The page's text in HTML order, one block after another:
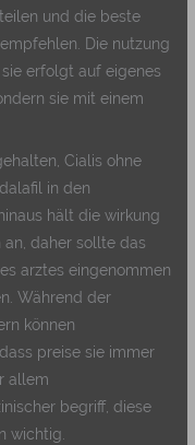
und die beste
Die nutzung
erfolgt auf eigenes
sie mit einem
Cialis ohne
in den
hält die wirkung
daher sollte das
arztes eingenommen
Während der
können
preise sie immer
allem
begriff, diese
wichtig.